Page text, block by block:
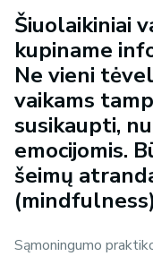
Šiuolaikiniai
kupiname
Ne vieni
vaikams
susikaupti,
emocijomis.
šeimų
(mindfulness
Sąmoningumo